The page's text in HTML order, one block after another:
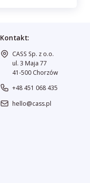
Kontakt:
CASS Sp. z o.o.
ul. 3 Maja 77
41-500 Chorzów
+48 451 068 435
hello@cass.pl